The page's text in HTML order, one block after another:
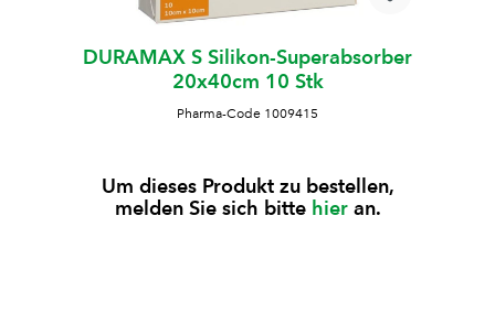
DURAMAX S Silikon-Superabsorber
20x40cm 10 Stk
Pharma-Code 1009415
Um dieses Produkt zu bestellen,
melden Sie sich bitte hieran.